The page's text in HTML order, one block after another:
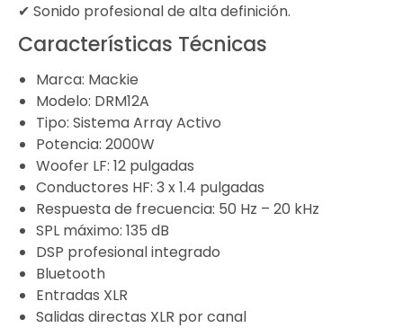
✔ Sonido profesional de alta definición.
Características Técnicas
Marca: Mackie
Modelo: DRM12A
Tipo: Sistema Array Activo
Potencia: 2000W
Woofer LF: 12 pulgadas
Conductores HF: 3 x 1.4 pulgadas
Respuesta de frecuencia: 50 Hz – 20 kHz
SPL máximo: 135 dB
DSP profesional integrado
Bluetooth
Entradas XLR
Salidas directas XLR por canal